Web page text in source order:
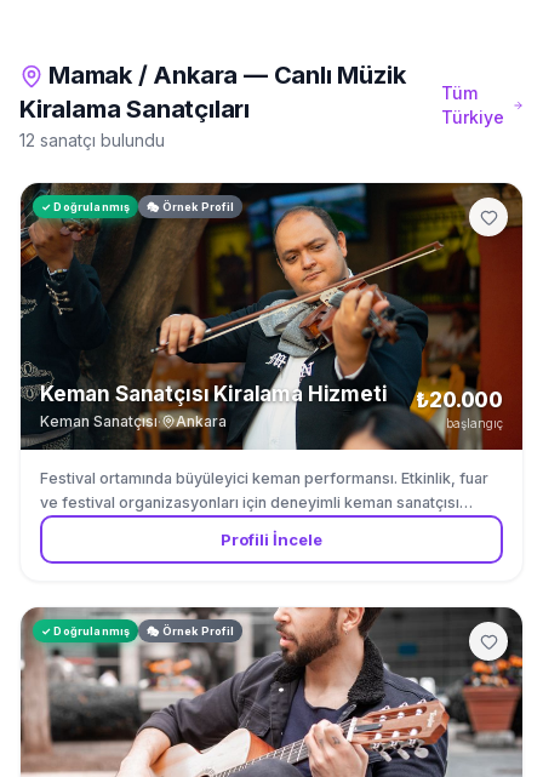
Mamak / Ankara — Canlı Müzik
Kiralama Sanatçıları
12 sanatçı bulundu
Tüm
Türkiye
✓ Doğrulanmış 🎭 Örnek Profil
Keman Sanatçısı Kiralama Hizmeti
Keman Sanatçısı· Ankara
₺20.000
başlangıç
Festival ortamında büyüleyici keman performansı. Etkinlik, fuar
ve festival organizasyonları için deneyimli keman sanatçısı
kiralama.
Profili İncele
✓ Doğrulanmış 🎭 Örnek Profil